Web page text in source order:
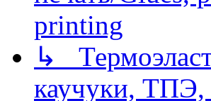
printing
↳
каучуки, ТПЭ,